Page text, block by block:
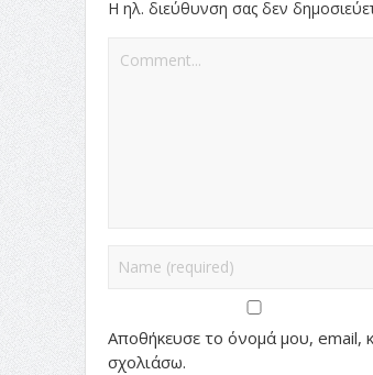
Η ηλ. διεύθυνση σας δεν
Αποθήκευσε το όνομά μου, email,
σχολιάσω.